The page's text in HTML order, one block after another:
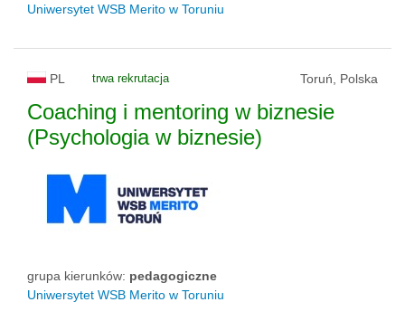
Uniwersytet WSB Merito w Toruniu
PL trwa rekrutacja Toruń, Polska
Coaching i mentoring w biznesie
(Psychologia w biznesie)
grupa kierunków: pedagogiczne
Uniwersytet WSB Merito w Toruniu